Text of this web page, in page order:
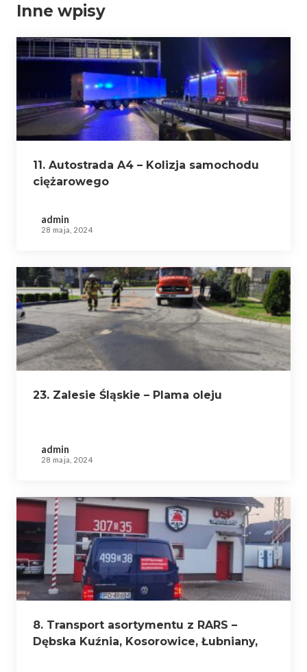
Inne wpisy
11. Autostrada A4 – Kolizja samochodu
ciężarowego
admin
28 maja, 2024
23. Zalesie Śląskie – Plama oleju
admin
28 maja, 2024
8. Transport asortymentu z RARS –
Dębska Kuźnia, Kosorowice, Łubniany,